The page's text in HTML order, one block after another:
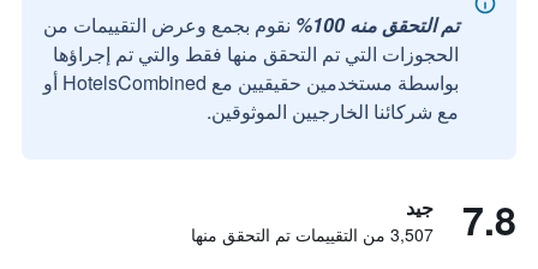
تم التحقق منه 100%
نقوم بجمع وعرض التقييمات من
الحجوزات التي تم التحقق منها فقط والتي تم إجراؤها
بواسطة مستخدمين حقيقيين مع HotelsCombined أو
مع شركائنا الخارجيين الموثوقين.
7.8 جيد
3,507 من التقييمات تم التحقق منها